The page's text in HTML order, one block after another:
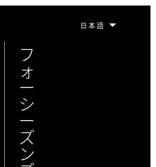
フ
ォ
ー
シ
ー
ズ
ン